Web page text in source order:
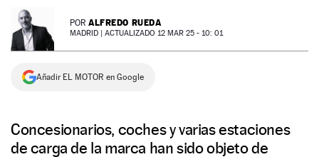
NEWSLETTER POR ALFREDO RUEDA
MADRID | ACTUALIZADO 12 MAR 25 - 10: 01
Añadir EL MOTOR en Google
Concesionarios, coches y varias estaciones
de carga de la marca han sido objeto de